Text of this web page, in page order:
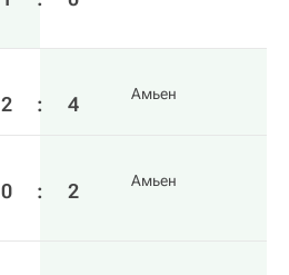
2 : 4 Амьен
0 : 2 Амьен